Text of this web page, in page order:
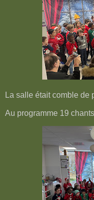
La salle était comble de
Au programme 19